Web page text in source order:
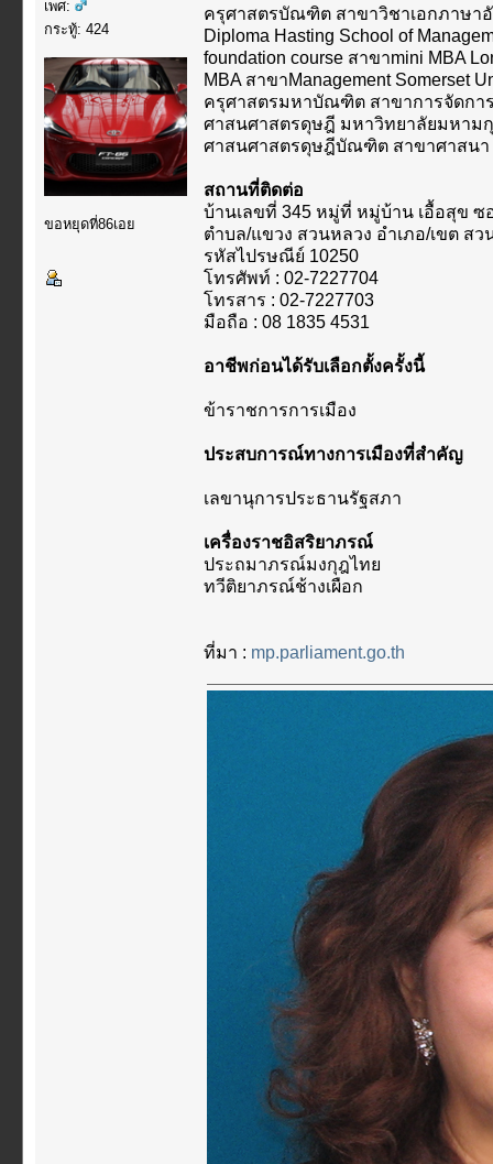
เพศ:
กระทู้: 424
ขอหยุดที่86เอย
ครุศาสตรบัณฑิต สาขาวิชาเอกภาษา
Diploma Hasting School of
foundation course สาขาmini MBA
MBA สาขาManagement Somerset
ครุศาสตรมหาบัณฑิต สาขาการจัดก
ศาสนศาสตรดุษฎี มหาวิทยาลัยมหาม
ศาสนศาสตรดุษฎีบัณฑิต สาขาศาสนา
สถานที่ติดต่อ
บ้านเลขที่ 345 หมู่ที่ หมู่บ้าน เอื้อสุข
ตำบล/แขวง สวนหลวง อำเภอ/เขต ส
รหัสไปรษณีย์ 10250
โทรศัพท์ : 02-7227704
โทรสาร : 02-7227703
มือถือ : 08 1835 4531
อาชีพก่อนได้รับเลือกตั้งครั้งนี้
ข้าราชการการเมือง
ประสบการณ์ทางการเมืองที่สำคัญ
เลขานุการประธานรัฐสภา
เครื่องราชอิสริยาภรณ์
ประถมาภรณ์มงกุฎไทย
ทวีติยาภรณ์ช้างเผือก
ที่มา : mp.parliament.go.th